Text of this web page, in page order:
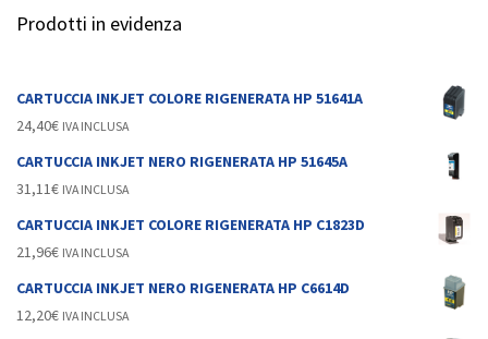
Prodotti in evidenza
CARTUCCIA INKJET COLORE RIGENERATA HP 51641A
24,40€ IVA INCLUSA
CARTUCCIA INKJET NERO RIGENERATA HP 51645A
31,11€ IVA INCLUSA
CARTUCCIA INKJET COLORE RIGENERATA HP C1823D
21,96€ IVA INCLUSA
CARTUCCIA INKJET NERO RIGENERATA HP C6614D
12,20€ IVA INCLUSA